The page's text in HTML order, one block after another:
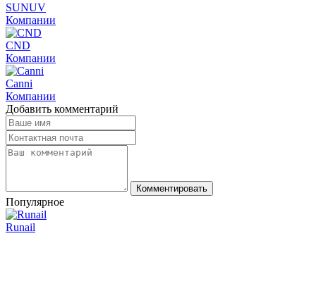
SUNUV
Компании
CND
Компании
Canni
Компании
Добавить комментарий
Комментировать
Популярное
Runail